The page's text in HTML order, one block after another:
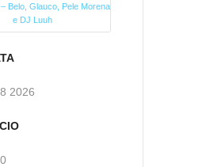
Belo, Glauco, Pele Morena
e DJ Luuh
2026